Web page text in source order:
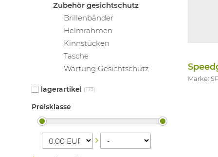
Zubehör gesichtschutz
Brillenbänder
Helmrahmen
Kinnstücken
Tasche
Wartung Gesichtschutz
lagerartikel (173)
Preisklasse
Marke: